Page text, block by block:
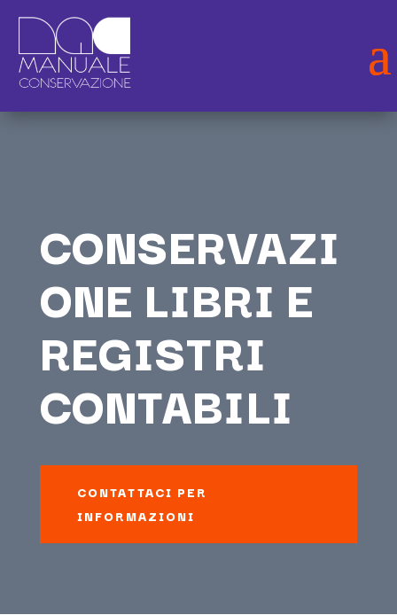
CONSERVAZI
ONE LIBRI E
REGISTRI
CONTABILI
CONTATTACI PER
INFORMAZIONI